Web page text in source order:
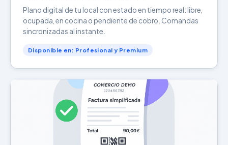
Plano digital de tu local con estado en tiempo real: libre,
ocupada, en cocina o pendiente de cobro. Comandas
sincronizadas al instante.
Disponible en: Profesional y Premium